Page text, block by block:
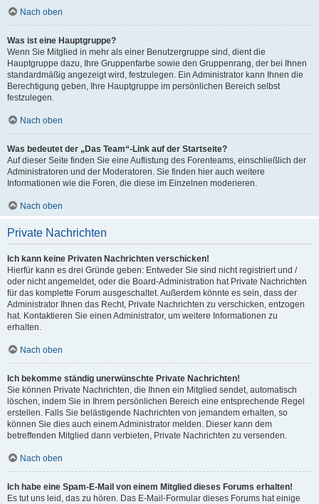
Nach oben
Was ist eine Hauptgruppe?
Wenn Sie Mitglied in mehr als einer Benutzergruppe sind, dient die
Hauptgruppe dazu, Ihre Gruppenfarbe sowie den Gruppenrang, der bei Ihnen
standardmäßig angezeigt wird, festzulegen. Ein Administrator kann Ihnen die
Berechtigung geben, Ihre Hauptgruppe im persönlichen Bereich selbst
festzulegen.
Nach oben
Was bedeutet der „Das Team“-Link auf der Startseite?
Auf dieser Seite finden Sie eine Auflistung des Forenteams, einschließlich der
Administratoren und der Moderatoren. Sie finden hier auch weitere
Informationen wie die Foren, die diese im Einzelnen moderieren.
Nach oben
Private Nachrichten
Ich kann keine Privaten Nachrichten verschicken!
Hierfür kann es drei Gründe geben: Entweder Sie sind nicht registriert und /
oder nicht angemeldet, oder die Board-Administration hat Private Nachrichten
für das komplette Forum ausgeschaltet. Außerdem könnte es sein, dass der
Administrator Ihnen das Recht, Private Nachrichten zu verschicken, entzogen
hat. Kontaktieren Sie einen Administrator, um weitere Informationen zu
erhalten.
Nach oben
Ich bekomme ständig unerwünschte Private Nachrichten!
Sie können Private Nachrichten, die Ihnen ein Mitglied sendet, automatisch
löschen, indem Sie in Ihrem persönlichen Bereich eine entsprechende Regel
erstellen. Falls Sie belästigende Nachrichten von jemandem erhalten, so
können Sie dies auch einem Administrator melden. Dieser kann dem
betreffenden Mitglied dann verbieten, Private Nachrichten zu versenden.
Nach oben
Ich habe eine Spam-E-Mail von einem Mitglied dieses Forums erhalten!
Es tut uns leid, das zu hören. Das E-Mail-Formular dieses Forums hat einige